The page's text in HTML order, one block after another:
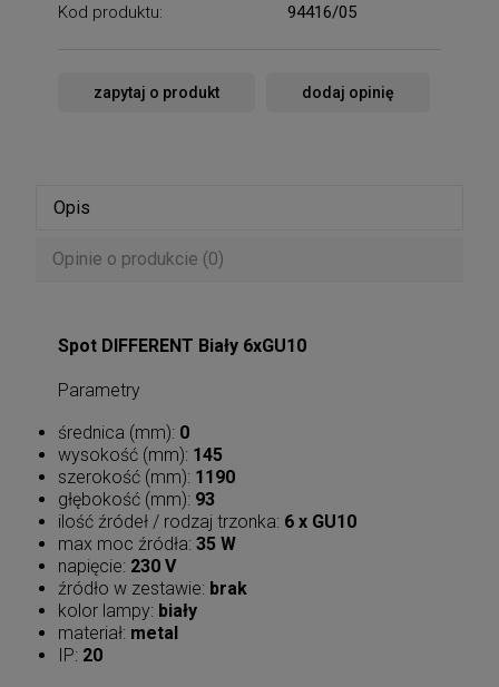
Kod produktu: 94416/05
zapytaj o produkt dodaj opinię
Opis
Opinie o produkcie (0)
Spot DIFFERENT Biały 6xGU10
Parametry
średnica (mm): 0
wysokość (mm): 145
szerokość (mm): 1190
głębokość (mm): 93
ilość źródeł / rodzaj trzonka: 6 x GU10
max moc źródła: 35 W
napięcie: 230 V
źródło w zestawie: brak
kolor lampy: biały
materiał: metal
IP: 20